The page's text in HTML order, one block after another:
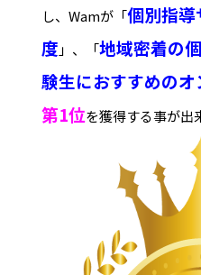
し、Wamが「個別指導
度 」、「地域密着の
験生におすすめの
第1位を獲得する事が出